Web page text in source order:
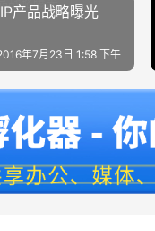
产品战略曝光
年7月23日 1:58 下午